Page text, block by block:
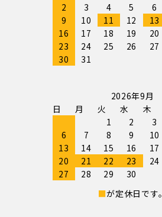
2
3 4 5 6
9
10 11 12 13
16
17 18 19 20
23
24 25 26 27
30
31
2026年9月
日
月 火 水 木
1
2 3
6
7 8 9 10
13
14 15 16 17
20
21 22 23 24
27
28 29
30
■が定休日です。